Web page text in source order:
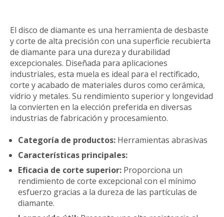
El disco de diamante es una herramienta de desbaste
y corte de alta precisión con una superficie recubierta
de diamante para una dureza y durabilidad
excepcionales. Diseñada para aplicaciones
industriales, esta muela es ideal para el rectificado,
corte y acabado de materiales duros como cerámica,
vidrio y metales. Su rendimiento superior y longevidad
la convierten en la elección preferida en diversas
industrias de fabricación y procesamiento.
Categoría de productos: Herramientas abrasivas
Características principales:
Eficacia de corte superior: Proporciona un
rendimiento de corte excepcional con el mínimo
esfuerzo gracias a la dureza de las partículas de
diamante.